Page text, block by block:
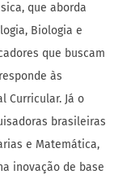
que aborda
Biologia e
que buscam
às
Curricular. Já o
brasileiras
e Matemática,
inovação de base